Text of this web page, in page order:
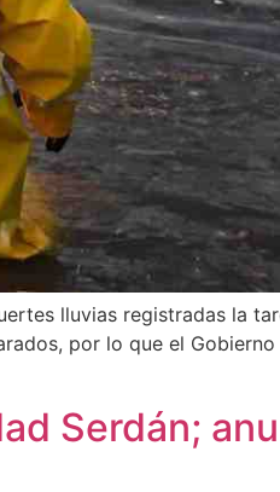
lluvias registradas la
por lo que el Gobierno
Serdán;